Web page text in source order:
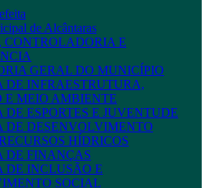
de Alcântaras
E
GERAL DO MUNICÍPIO
DE INFRAESTRUTURA,
E MEIO AMBIENTE
DE ESPORTES E JUVENTUDE
DE DESENVOLVIMENTO
HÍDRICOS
DE FINANÇAS
DE INCLUSÃO E
SOCIAL